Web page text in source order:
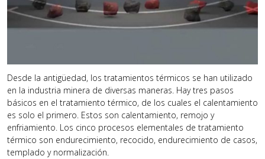
Desde la antigüedad, los tratamientos térmicos se han utilizado
en la industria minera de diversas maneras. Hay tres pasos
básicos en el tratamiento térmico, de los cuales el calentamiento
es solo el primero. Estos son calentamiento, remojo y
enfriamiento. Los cinco procesos elementales de tratamiento
térmico son endurecimiento, recocido, endurecimiento de casos,
templado y normalización.